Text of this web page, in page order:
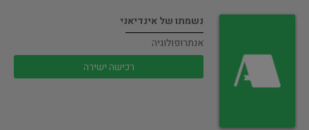
נשמתו של אינדיאני
אנתרופולוגיה
רכישה ישירה